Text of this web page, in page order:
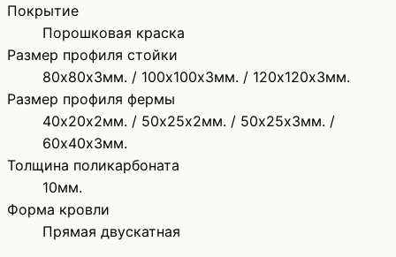
Покрытие
Порошковая краска
Размер профиля стойки
80х80х3мм. / 100х100х3мм. / 120х120х3мм.
Размер профиля фермы
40х20х2мм. / 50х25х2мм. / 50х25х3мм. /
60х40х3мм.
Толщина поликарбоната
10мм.
Форма кровли
Прямая двускатная